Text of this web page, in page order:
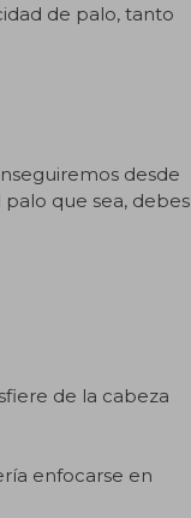
de palo, tanto
del impacto.
desde
palo que sea, debes
de la cabeza
enfocarse en